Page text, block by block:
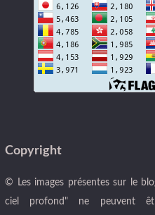
Copyright
© Les images présentes sur le
ciel profond" ne peuvent